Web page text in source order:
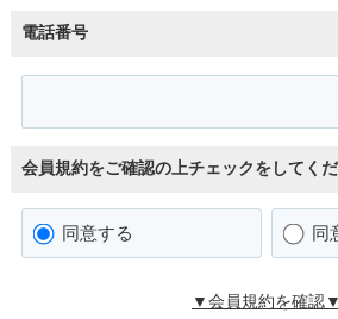
電話番号
会員規約をご確認の上チェックをしてく
同意する 同
▼会員規約を確認▼